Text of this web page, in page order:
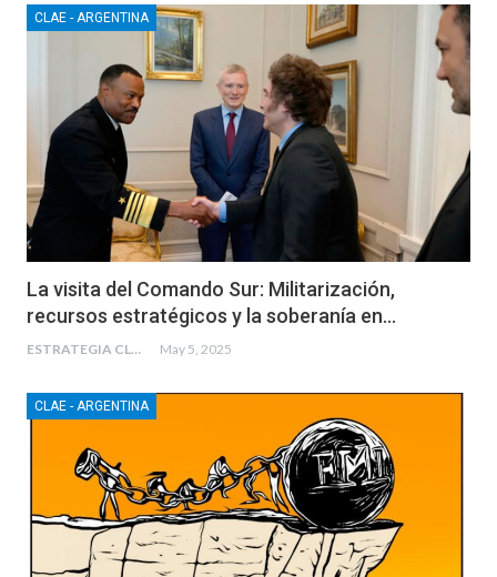
CLAE - ARGENTINA
La visita del Comando Sur: Militarización,
recursos estratégicos y la soberanía en…
ESTRATEGIA CLAE May 5, 2025
CLAE - ARGENTINA